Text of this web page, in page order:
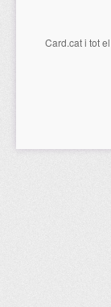
Card.cati tot